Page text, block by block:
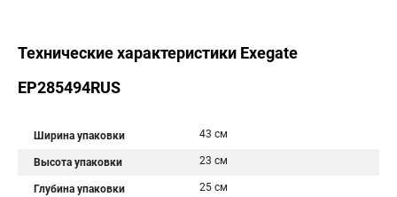
Технические характеристики Exegate
EP285494RUS
Ширина упаковки 43 см
Высота упаковки 23 см
Глубина упаковки 25 см